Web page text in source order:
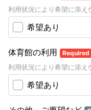
利用状況により希望に添え
希望あり
体育館の利用 Required
利用状況により希望に添え
希望あり